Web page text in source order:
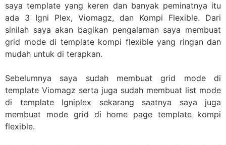
saya template yang keren dan banyak peminatnya itu
ada 3 Igni Plex, Viomagz, dan Kompi Flexible. Dari
sinilah saya akan bagikan pengalaman saya membuat
grid mode di template kompi flexible yang ringan dan
mudah untuk di terapkan.
Sebelumnya saya sudah membuat grid mode di
template Viomagz serta juga sudah membuat list mode
di template Igniplex sekarang saatnya saya juga
membuat mode grid di home page template kompi
flexible.